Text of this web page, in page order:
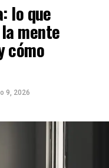
lo que
mente
cómo
9, 2026